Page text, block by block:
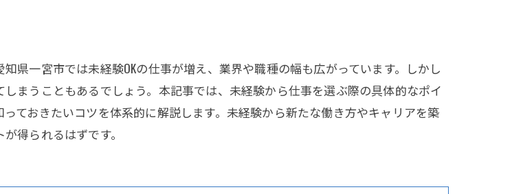
県一宮市では未経験OKの仕事が増え、業界や職種の幅も広がっています。しかし
まうこともあるでしょう。本記事では、未経験から仕事を選ぶ際の具体的なポイ
ておきたいコツを体系的に解説します。未経験から新たな働き方やキャリアを築
得られるはずです。